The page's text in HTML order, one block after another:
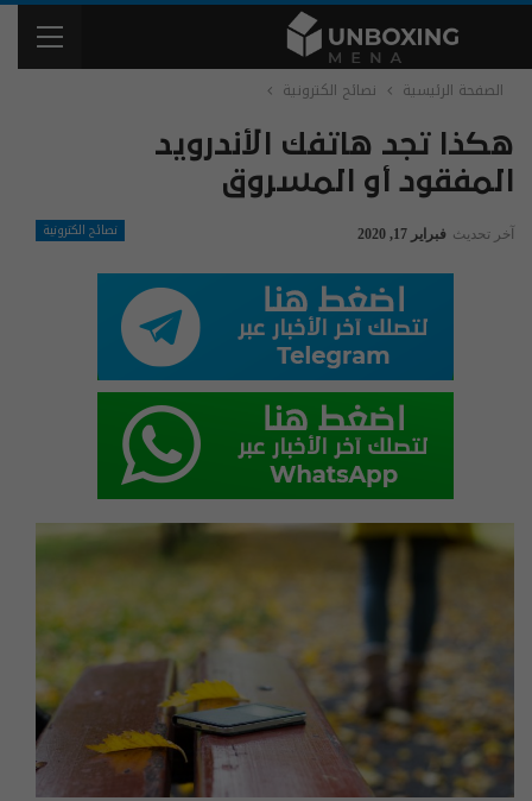
الصفحة الرئيسية نصائح الكترونية
هكذا تجد هاتفك الأندرويد
المفقود أو المسروق
نصائح الكترونية آخر تحديث فبراير 17, 2020